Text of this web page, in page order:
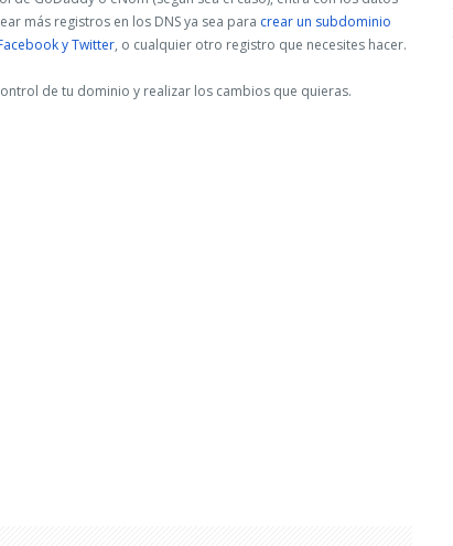
más registros en los DNS ya sea para crear un subdominio
y Twitter, o cualquier otro registro que necesites hacer.
de tu dominio y realizar los cambios que quieras.